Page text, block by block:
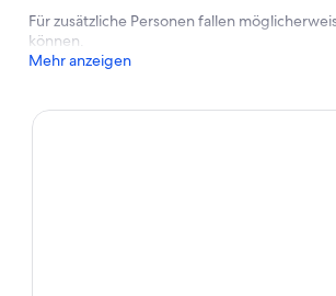
Für zusätzliche Personen fallen
können.
Mehr anzeigen